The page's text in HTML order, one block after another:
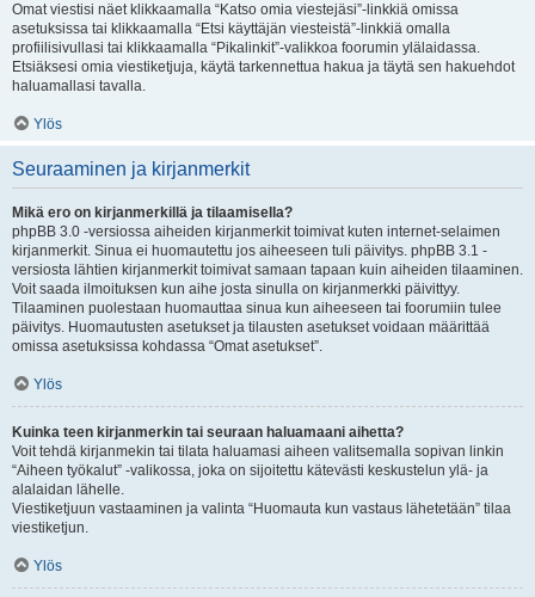
Omat viestisi näet klikkaamalla “Katso omia viestejäsi”-linkkiä omissa
asetuksissa tai klikkaamalla “Etsi käyttäjän viesteistä”-linkkiä omalla
profiilisivullasi tai klikkaamalla “Pikalinkit”-valikkoa foorumin ylälaidassa.
Etsiäksesi omia viestiketjuja, käytä tarkennettua hakua ja täytä sen hakuehdot
haluamallasi tavalla.
Ylös
Seuraaminen ja kirjanmerkit
Mikä ero on kirjanmerkillä ja tilaamisella?
phpBB 3.0 -versiossa aiheiden kirjanmerkit toimivat kuten internet-selaimen
kirjanmerkit. Sinua ei huomautettu jos aiheeseen tuli päivitys. phpBB 3.1 -
versiosta lähtien kirjanmerkit toimivat samaan tapaan kuin aiheiden tilaaminen.
Voit saada ilmoituksen kun aihe josta sinulla on kirjanmerkki päivittyy.
Tilaaminen puolestaan huomauttaa sinua kun aiheeseen tai foorumiin tulee
päivitys. Huomautusten asetukset ja tilausten asetukset voidaan määrittää
omissa asetuksissa kohdassa “Omat asetukset”.
Ylös
Kuinka teen kirjanmerkin tai seuraan haluamaani aihetta?
Voit tehdä kirjanmekin tai tilata haluamasi aiheen valitsemalla sopivan linkin
“Aiheen työkalut” -valikossa, joka on sijoitettu kätevästi keskustelun ylä- ja
alalaidan lähelle.
Viestiketjuun vastaaminen ja valinta “Huomauta kun vastaus lähetetään” tilaa
viestiketjun.
Ylös